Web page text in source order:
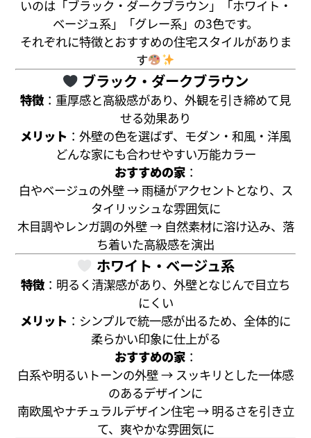
いのは「ブラック・ダークブラウン」「ホワイト・
ベージュ系」「グレー系」の3色です。
それぞれに特徴とおすすめの住宅スタイルがありま
す
ブラック・ダークブラウン
特徴 ：重厚感と高級感があり、外観を引き締めて見
せる効果あり
メリット ：外壁の色を選ばず、モダン・和風・洋風
どんな家にも合わせやすい万能カラー
おすすめの家：
白やベージュの外壁 → 雨樋がアクセントとなり、ス
タイリッシュな雰囲気に
木目調やレンガ調の外壁 → 自然素材に溶け込み、落
ち着いた高級感を演出
ホワイト・ベージュ系
特徴 ：明るく清潔感があり、外壁となじんで目立ち
にくい
メリット ：シンプルで統一感が出るため、全体的に
柔らかい印象に仕上がる
おすすめの家：
白系や明るいトーンの外壁 → スッキリとした一体感
のあるデザインに
南欧風やナチュラルデザイン住宅 → 明るさを引き立
て、爽やかな雰囲気に